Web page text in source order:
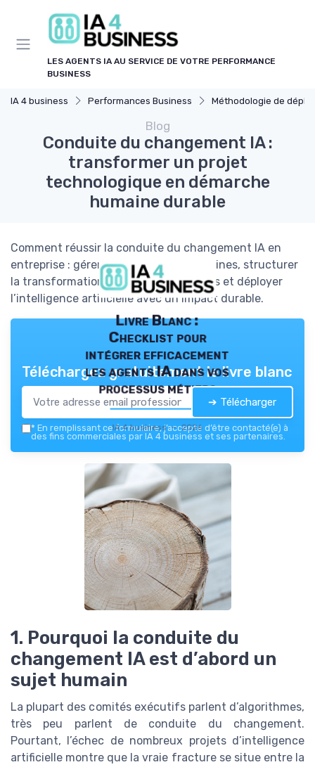
LES AGENTS IA AU SERVICE DE VOTRE PERFORMANCE
BUSINESS
IA 4 business Performances Business Méthodologie de déploiement
Blog
Conduite du changement IA :
transformer un projet
technologique en démarche
humaine durable
Comment réussir la conduite du changement IA en
entreprise : gérer les résistances humaines, structurer
la transformation, outiller les managers et déployer
l’intelligence artificielle avec un impact durable.
Livre Blanc :
Checklist pour
intégrer efficacement
les agents IA dans vos
processus métiers
IA 4 business — 2026
Téléchargez gratuitement le livre blanc
➔ Télécharger
* En remplissant ce formulaire, j’accepte d’être contacté(e) à
des fins commerciales par IA 4 business et ses partenaires.
1. Pourquoi la conduite du
changement IA est d’abord un
sujet humain
La plupart des comités exécutifs parlent d’algorithmes,
très peu parlent de conduite du changement.
Pourtant, l’échec de nombreux projets d’intelligence
artificielle montre que la vraie fracture se situe entre la